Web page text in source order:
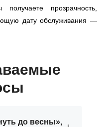
прозрачность,
дату обслуживания —
до весны»,